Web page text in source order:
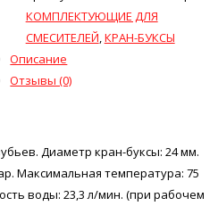
КОМПЛЕКТУЮЩИЕ ДЛЯ
СМЕСИТЕЛЕЙ,КРАН-БУКСЫ
Описание
Отзывы (0)
Диаметр кран-буксы: 24 мм.
Максимальная температура: 75
воды: 23,3 л/мин. (при рабочем